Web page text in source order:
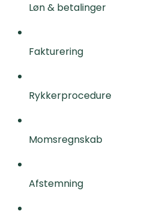
Løn & betalinger
Fakturering
Rykkerprocedure
Momsregnskab
Afstemning